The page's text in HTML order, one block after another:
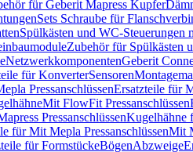
für Geberit Mapress Kupfer
Sets Schraube für
Spülkästen und WC-Steuerungen
Zubehör für Spülkästen
NetzwerkkomponentenGeberit
für KonverterSensoren
PressanschlüssenErsatzteile für
Mit FlowFit Pressanschlüssen
PressanschlüssenKugelhähne
für Mit Mepla PressanschlüssenMit
für FormstückeBögenAbzweige